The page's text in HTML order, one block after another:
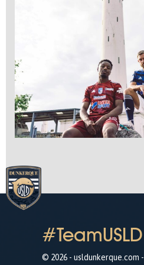
#TeamUSLD
© 2026 - usldunkerque.com -